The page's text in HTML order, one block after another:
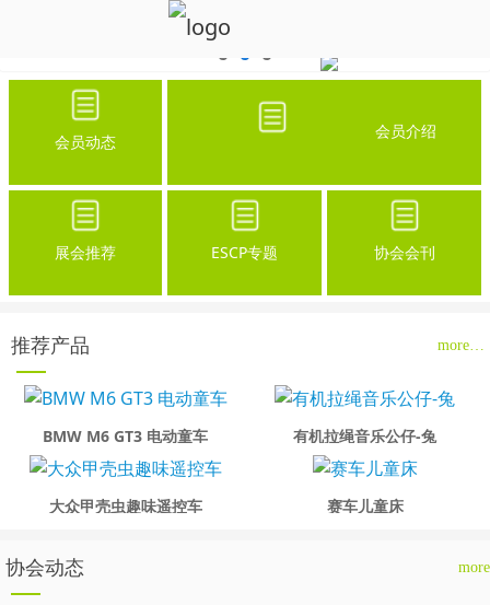
会员动态
会员介绍
展会推荐 ESCP专题 协会会刊
推荐产品 more…
BMW M6 GT3 电动童车 有机拉绳音乐公仔-兔
大众甲壳虫趣味遥控车 赛车儿童床
协会动态 more